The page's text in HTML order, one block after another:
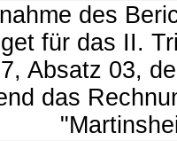
des
für das II.
Absatz 03,
das